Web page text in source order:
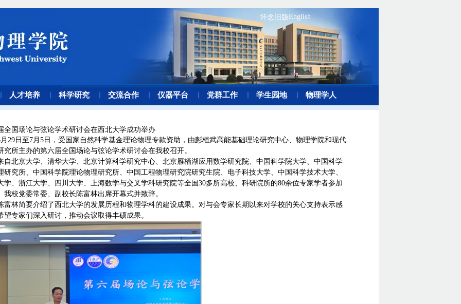
全国场论与弦论学术研讨会在西北大学成功举办
29日至7月5日，受国家自然科学基金理论物理专款资助，由彭桓武高能基础理论研究中心、物理学院和现代
究所主办的第六届全国场论与弦论学术研讨会在我校召开。
自北京大学、清华大学、北京计算科学研究中心、北京雁栖湖应用数学研究院、中国科学院大学、中国科学
研究所、中国科学院理论物理研究所、中国工程物理研究院研究生院、电子科技大学、中国科学技术大学、
学、浙江大学、四川大学、上海数学与交叉学科研究院等全国30多所高校、科研院所的80余位专家学者参加
我校党委常委、副校长陈富林出席开幕式并致辞。
富林简要介绍了西北大学的发展历程和物理学科的建设成果。对与会专家长期以来对学校的关心支持表示感
望专家们深入研讨，推动会议取得丰硕成果。
人才培养 科学研究 交流合作 仪器平台 党群工作 学生园地 物理学人
怀念旧版English